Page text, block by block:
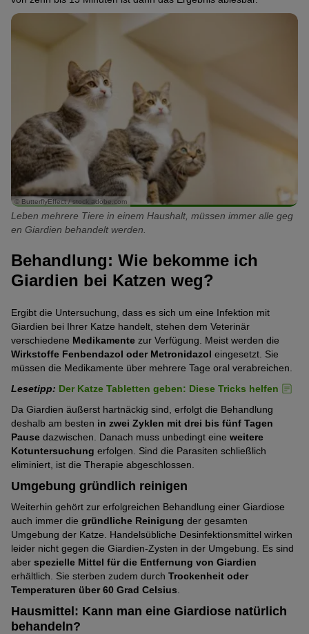
© ButterflyEffect / stock.adobe.com
Leben mehrere Tiere in einem Haushalt, müssen immer alle geg
en Giardien behandelt werden.
Behandlung: Wie bekomme ich
Giardien bei Katzen weg?
Ergibt die Untersuchung, dass es sich um eine Infektion mit
Giardien bei Ihrer Katze handelt, stehen dem Veterinär
verschiedene Medikamente zur Verfügung. Meist werden die
Wirkstoffe Fenbendazol oder Metronidazol eingesetzt. Sie
müssen die Medikamente über mehrere Tage oral verabreichen.
Lesetipp: Der Katze Tabletten geben: Diese Tricks helfen
Da Giardien äußerst hartnäckig sind, erfolgt die Behandlung
deshalb am besten in zwei Zyklen mit drei bis fünf Tagen
Pause dazwischen. Danach muss unbedingt eine weitere
Kotuntersuchung erfolgen. Sind die Parasiten schließlich
eliminiert, ist die Therapie abgeschlossen.
Umgebung gründlich reinigen
Weiterhin gehört zur erfolgreichen Behandlung einer Giardiose
auch immer die gründliche Reinigung der gesamten
Umgebung der Katze. Handelsübliche Desinfektionsmittel wirken
leider nicht gegen die Giardien-Zysten in der Umgebung. Es sind
aber spezielle Mittel für die Entfernung von Giardien
erhältlich. Sie sterben zudem durch Trockenheit oder
Temperaturen über 60 Grad Celsius
Hausmittel: Kann man eine Giardiose natürlich
behandeln?